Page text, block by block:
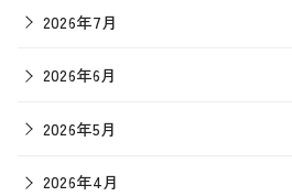
2026年7月
2026年6月
2026年5月
2026年4月